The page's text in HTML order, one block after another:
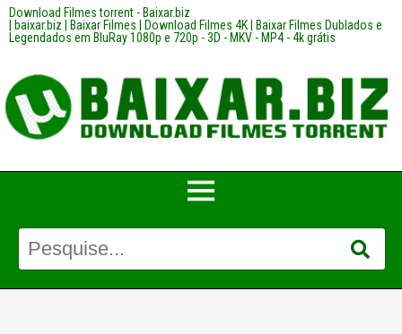
Download Filmes torrent - Baixar.biz
| baixar.biz | Baixar Filmes | Download Filmes 4K | Baixar Filmes Dublados e
Legendados em BluRay 1080p e 720p - 3D - MKV - MP4 - 4k grátis